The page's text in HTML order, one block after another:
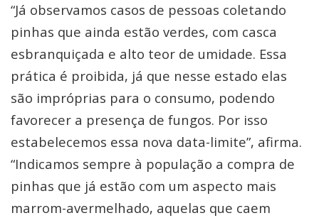
“Já observamos casos de pessoas coletando
pinhas que ainda estão verdes, com casca
esbranquiçada e alto teor de umidade. Essa
prática é proibida, já que nesse estado elas
são impróprias para o consumo, podendo
favorecer a presença de fungos. Por isso
estabelecemos essa nova data-limite”, afirma.
“Indicamos sempre à população a compra de
pinhas que já estão com um aspecto mais
marrom-avermelhado, aquelas que caem